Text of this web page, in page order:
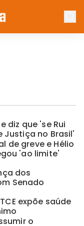
diz que 'se Rui
Justiça no Brasil'
de greve e Hélio
'ao limite'
dos
Senado
expõe saúde
o